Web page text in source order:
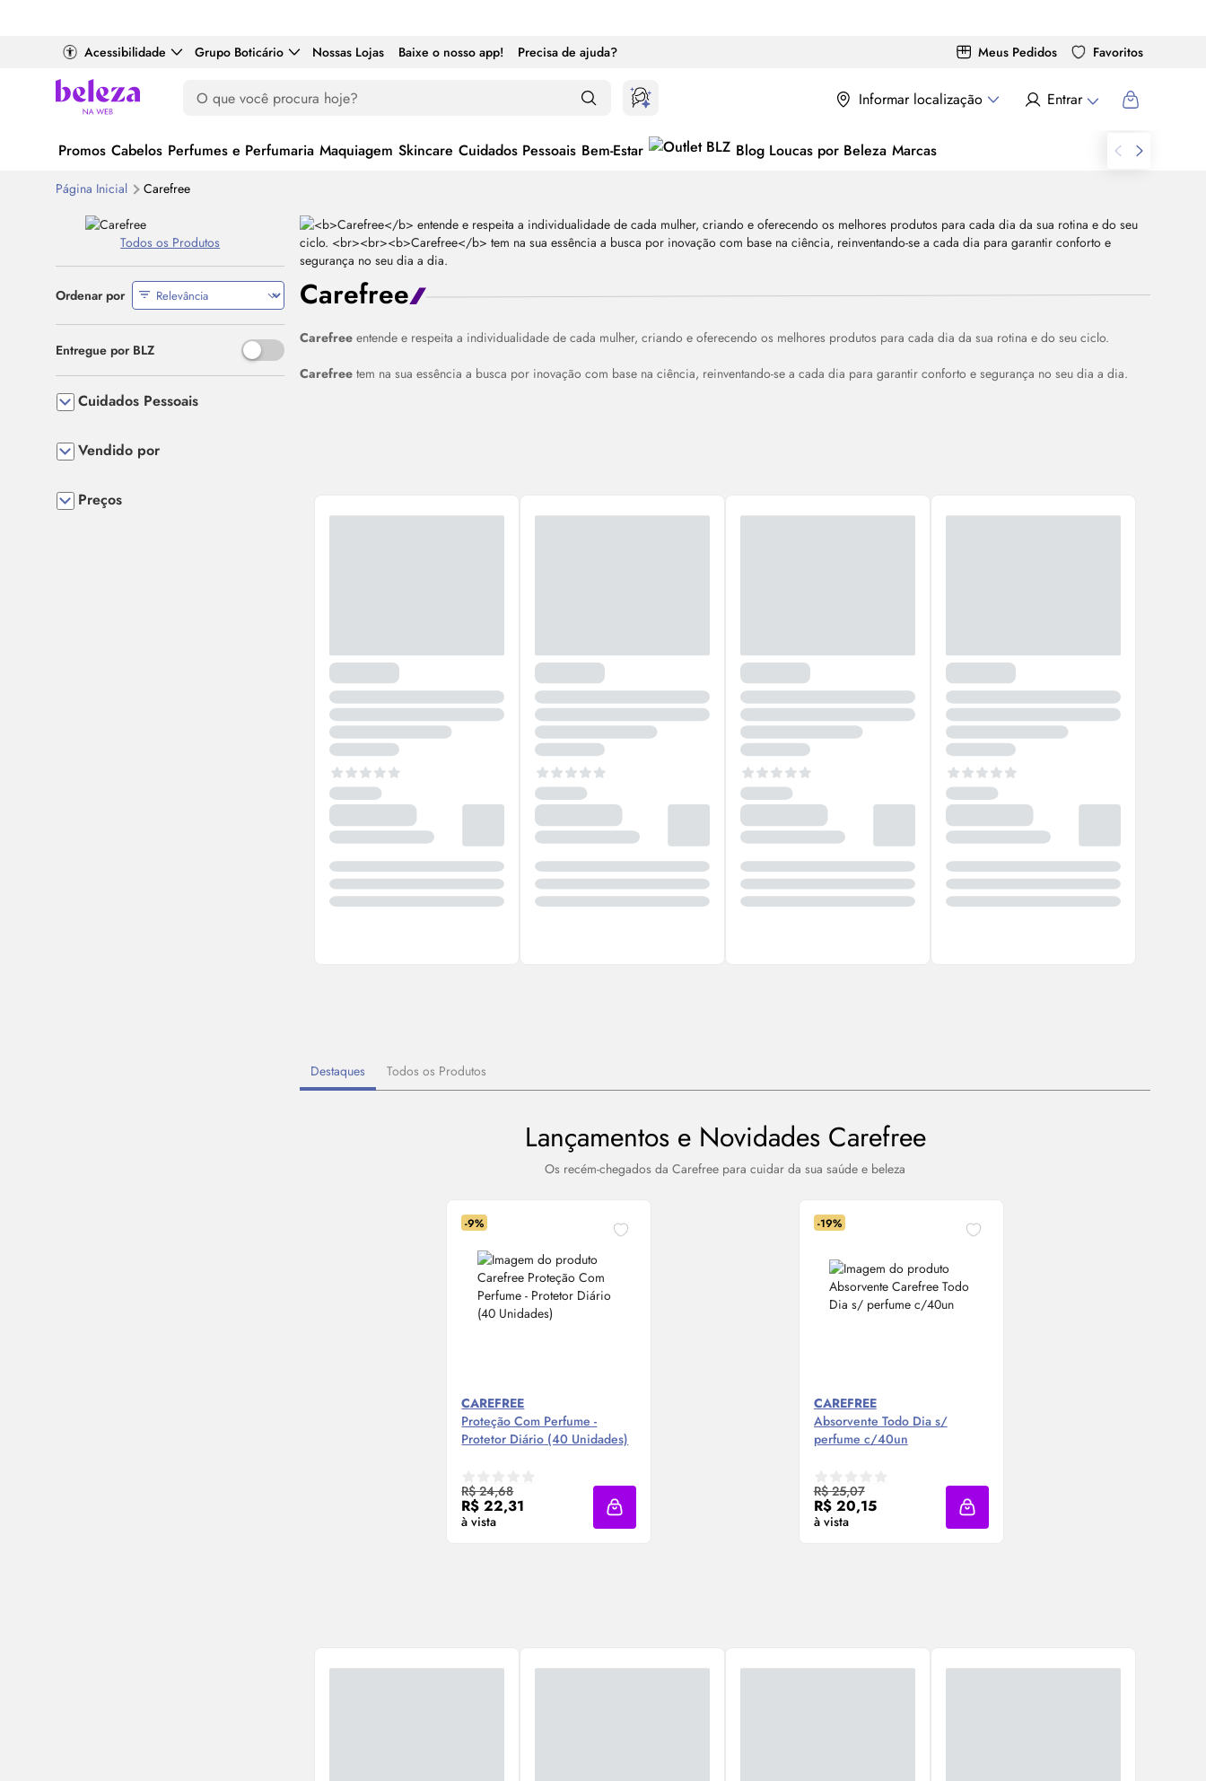
Acessibilidade Grupo Boticário Nossas Lojas Baixe o nosso app! Precisa de ajuda? Meus Pedidos Favoritos
Informar localização Entrar
Promos Cabelos Perfumes e Perfumaria Maquiagem Skincare Cuidados Pessoais Bem-Estar Blog Loucas por Beleza Marcas
Página Inicial Carefree
Carefree
Carefree entende e respeita a individualidade de cada mulher, criando e oferecendo os melhores produtos para cada dia da sua rotina e do seu ciclo.
Carefree tem na sua essência a busca por inovação com base na ciência, reinventando-se a cada dia para garantir conforto e segurança no seu dia a dia.
Destaques Todos os Produtos
Lançamentos e Novidades Carefree
Os recém-chegados da Carefree para cuidar da sua saúde e beleza
-9%
CAREFREE
Proteção Com Perfume -
Protetor Diário (40 Unidades)
R$ 24,68
R$ 22,31
à vista
Compre Agora ❯
Adicionar à sacola
-19%
CAREFREE
Absorvente Todo Dia s/
perfume c/40un
R$ 25,07
R$ 20,15
à vista
Compre Agora ❯
Adicionar à sacola
Todos os Produtos
Ordenar por
Entregue por BLZ Use o espaço ou Enter para alternar entre ativado e desativado
Cuidados Pessoais
Vendido por
Preços